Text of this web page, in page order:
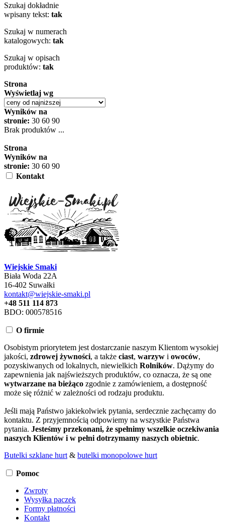
Szukaj dokładnie
wpisany tekst: tak
Szukaj w numerach
katalogowych: tak
Szukaj w opisach
produktów: tak
Strona
Wyświetlaj wg
Wyników na
stronie: 30 60 90
Brak produktów ...
Strona
Wyników na
stronie: 30 60 90
Kontakt
Wiejskie Smaki
Biała Woda 22A
16-402 Suwałki
kontakt@wiejskie-smaki.pl
+48 511 114 873
BDO: 000578516
O firmie
Osobistym priorytetem jest dostarczanie naszym Klientom wysokiej
jakości, zdrowej żywności, a także ciast, warzyw i owoców,
pozyskiwanych od lokalnych, niewielkich Rolników. Dążymy do
zapewnienia jak najświeższych produktów, co oznacza, że są one
wytwarzane na bieżąco zgodnie z zamówieniem, a dostępność
może się różnić w zależności od rodzaju produktu.
Jeśli mają Państwo jakiekolwiek pytania, serdecznie zachęcamy do
kontaktu. Z przyjemnością odpowiemy na wszystkie Państwa
pytania. Jesteśmy przekonani, że spełnimy wszelkie oczekiwania
naszych Klientów i w pełni dotrzymamy naszych obietnic.
Butelki szklane hurt & butelki monopolowe hurt
Pomoc
Zwroty
Wysyłka paczek
Formy płatności
Kontakt